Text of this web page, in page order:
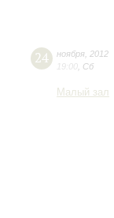
24 ноября 2012
19:00 Сб
Малый зал